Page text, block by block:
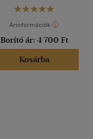
Árinformációk
Borító ár: 4 700 Ft
Kosárba